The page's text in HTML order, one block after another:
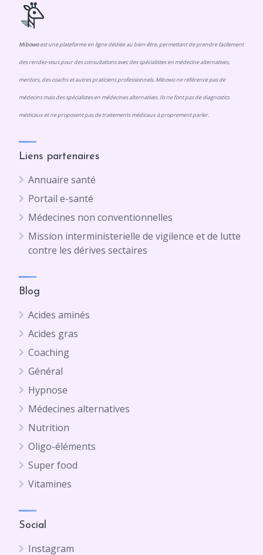
Mibowoest une plateforme en ligne dédiée au bien-être, permettant de prendre facilement
des rendez-vous pour des consultations avec des spécialistes en médecine alternatives,
mentors, des coachs et autres praticiens professionnels. Mibowo ne référence pas de
médecins mais des spécialistes en médecines alternatives. Ils ne font pas de diagnostics
médicaux et ne proposent pas de traitements médicaux à proprement parler.
Liens partenaires
Annuaire santé
Portail e-santé
Médecines non conventionnelles
Mission interministerielle de vigilence et de lutte
contre les dérives sectaires
Blog
Acides aminés
Acides gras
Coaching
Général
Hypnose
Médecines alternatives
Nutrition
Oligo-éléments
Super food
Vitamines
Social
Instagram